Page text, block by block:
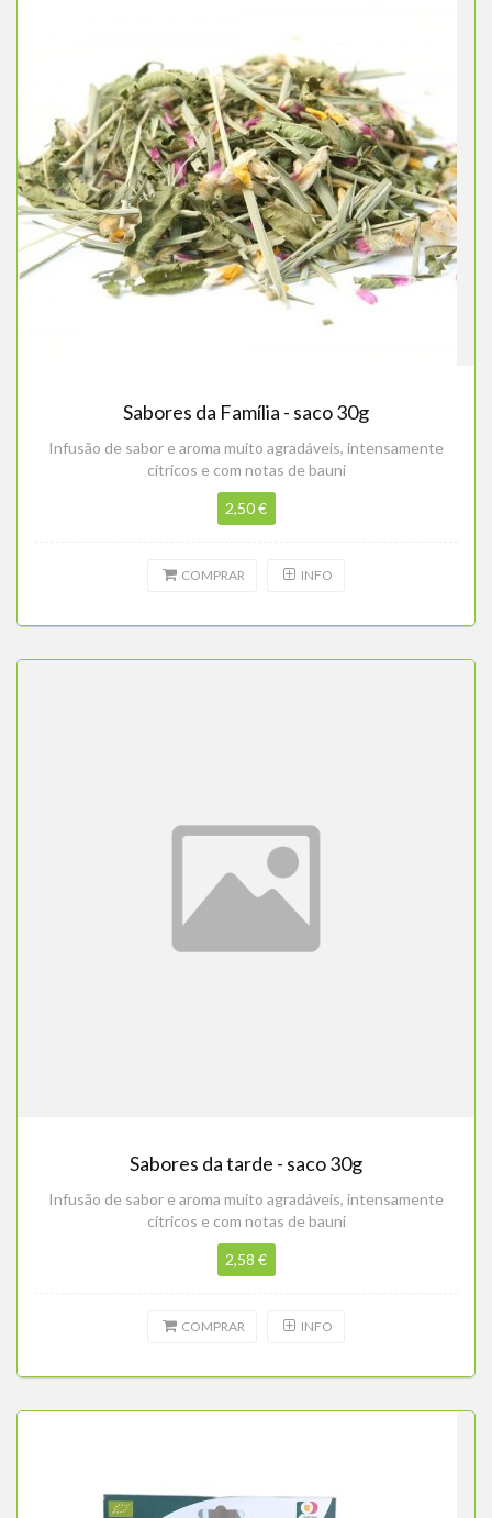
Sabores da Família - saco 30g
Infusão de sabor e aroma muito agradáveis, intensamente
cítricos e com notas de bauni
2,50 €
COMPRAR INFO
Sabores da tarde - saco 30g
Infusão de sabor e aroma muito agradáveis, intensamente
cítricos e com notas de bauni
2,58 €
COMPRAR INFO